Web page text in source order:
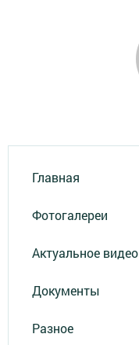
Главная
Фотогалереи
Актуальное видео
Документы
Разное